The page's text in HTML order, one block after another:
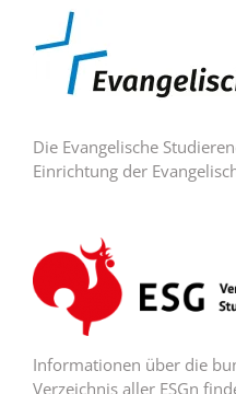
Die Evangelische
Einrichtung der
Informationen über die
Verzeichnis aller ESGn